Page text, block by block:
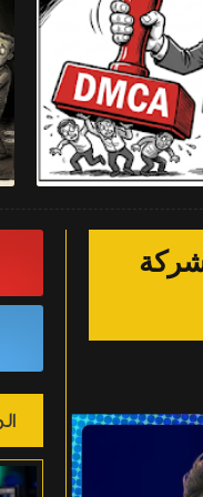
شاهد الموضوع